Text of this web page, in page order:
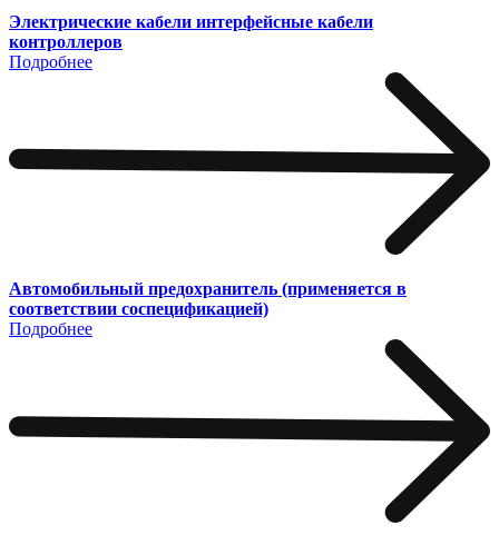
Электрические кабели интерфейсные кабели
контроллеров
Подробнее
Автомобильный предохранитель (применяется в
соответствии соспецификацией)
Подробнее